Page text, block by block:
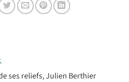
ses reliefs, Julien Berthier